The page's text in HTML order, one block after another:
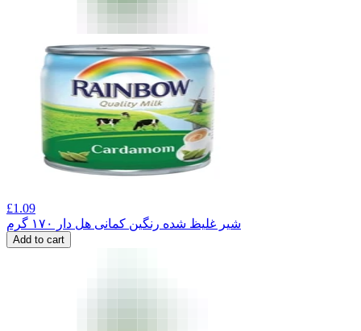
£1.09
شیر غلیظ شده رنگین کمانی هل دار ۱۷۰ گرم
Add to cart